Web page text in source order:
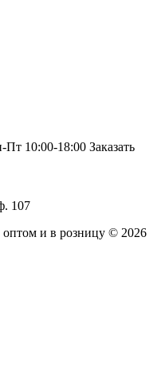
Пт 10:00-18:00 Заказать
107
и в розницу © 2026